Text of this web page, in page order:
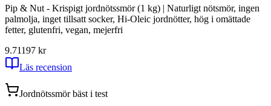
Pip & Nut - Krispigt jordnötssmör (1 kg) | Naturligt nötsmör, ingen
palmolja, inget tillsatt socker, Hi-Oleic jordnötter, hög i omättade
fetter, glutenfri, vegan, mejerfri
9.71197 kr
Läs recension
Jordnötssmörbäst i test